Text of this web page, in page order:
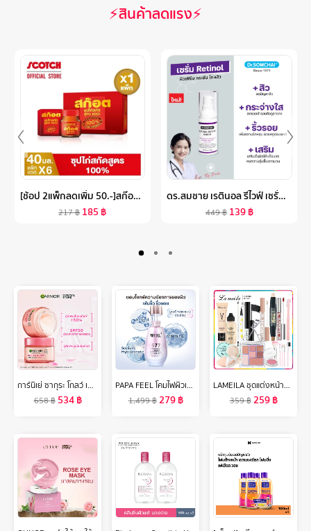
⚡สินค้าลดแรง⚡
[ช้อป 2แพ็กลดเพิ่ม 50.-]สก๊อต 100 ซุปไก่สกัดสูตร 100% ขนาด 40 มล.(แพ็ก 6 ขวด) จำนวน 1 แพ็ก พร้อมจัดส่ง !!
217฿ 185 ฿
ดร.สมชาย เรตินอล รีไวฟ์ เซรั่ม 20 กรัม DR.SOMCHAI RETINOL REVIVE SERUM
449฿ 139฿
การ์นิเย่ ซากุระ โกลว์ เซต เดย์ครีม SPF30 50มล.+ไนท์ครีม 50มล Garnier Day+Night Cream 50ml ครีมทาหน้า ครีมบำรุงผิวหน้า
658฿ 534฿
PAPA FEEL โคมไฟผิวเปล่งประกาย 577 ไวท์เทนนิ่ง กำจัดจุดด่างดำ เซรั่มต่อต้านวัย 30ml สี่ในหนึ่งเดียวไวท์เทนนิ่งและการกำจัดกระ
1,499฿279฿
LAMEILA ชุดแต่งหน้า15ชิ้นบีบีครีม + แป้ง + อายแชโดว์ + มาสคาร่า + อายไลเนอร์ + ไพรเมอร์แต่งหน้าแยก + ลิปสติก + ปากกาคอนทัวร์สองหัว + ดินสอเขียนคิ้ว + บลัช + ที่ดัดขนตา + ตัดแต่งคิ้ว + แปรงแต่งหน้า + คอนซีลเลอร์ + ฟองน้ำแต่งหน้า
359฿259฿